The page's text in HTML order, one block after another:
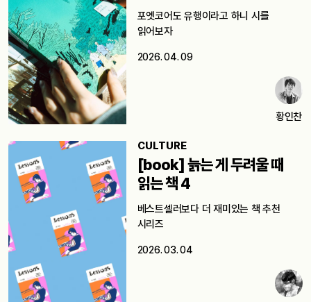
포엣코어도 유행이라고 하니 시를
읽어보자
2026. 04. 09
황인찬
CULTURE
[book] 늙는 게 두려울 때
읽는 책 4
베스트셀러보다 더 재미있는 책 추천
시리즈
2026. 03. 04